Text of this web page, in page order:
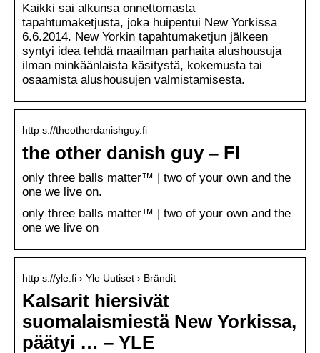
Kaikki sai alkunsa onnettomasta
tapahtumaketjusta, joka huipentui New Yorkissa
6.6.2014. New Yorkin tapahtumaketjun jälkeen
syntyi idea tehdä maailman parhaita alushousuja
ilman minkäänlaista käsitystä, kokemusta tai
osaamista alushousujen valmistamisesta.
http s://theotherdanishguy.fi
the other danish guy – FI
only three balls matter™ | two of your own and the
one we live on.
only three balls matter™ | two of your own and the
one we live on
http s://yle.fi › Yle Uutiset › Brändit
Kalsarit hiersivät
suomalaismiestä New Yorkissa,
päätyi … – YLE